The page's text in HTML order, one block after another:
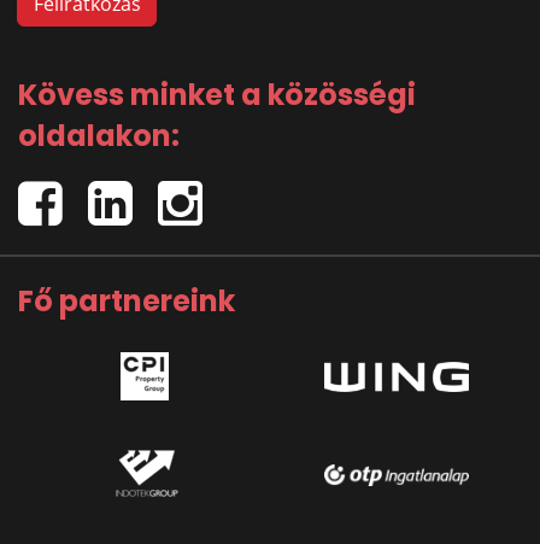
Kövess minket a közösségi
oldalakon:
Fő partnereink